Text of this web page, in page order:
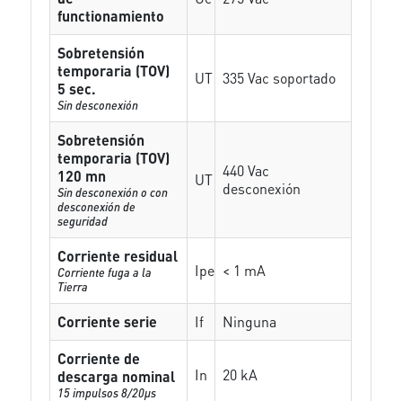
functionamiento
Sobretensión
temporaria (TOV)
5 sec.
Sin desconexión
UT 335 Vac soportado
Sobretensión
temporaria (TOV)
120 mn
Sin desconexión o con
desconexión de
seguridad
UT 440 Vac
desconexión
Corriente residual
Corriente fuga a la
Tierra
Ipe < 1 mA
Corriente serie If
Ninguna
Corriente de
descarga nominal
15 impulsos 8/20µs
In 20 kA